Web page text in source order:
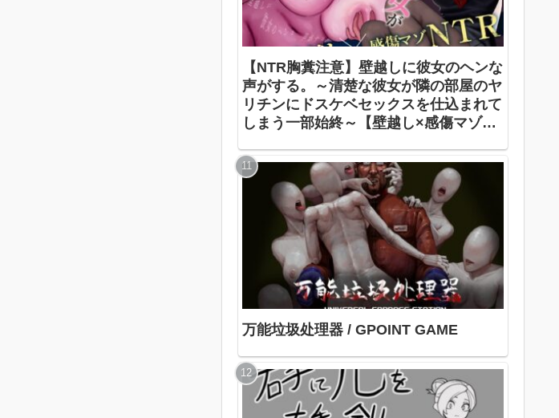
【NTR胸糞注意】壁越しに彼女のヘンな
声がする。～清楚な彼女が隣の部屋のヤ
リチンにドスケベセックスを仕込まれて
しまう一部始終～【壁越し×感傷マゾ】
万能垃圾处理器 / GPOINT GAME